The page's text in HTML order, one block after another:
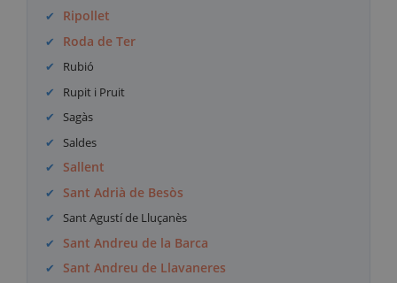
Ripollet
Roda de Ter
Rubió
Rupit i Pruit
Sagàs
Saldes
Sallent
Sant Adrià de Besòs
Sant Agustí de Lluçanès
Sant Andreu de la Barca
Sant Andreu de Llavaneres